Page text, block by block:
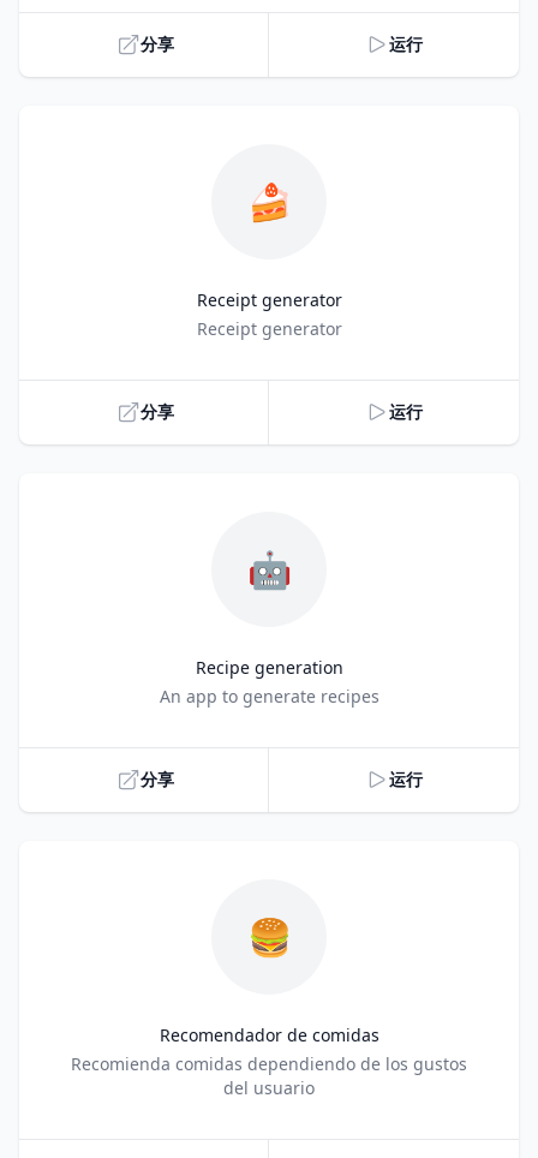
分享 运行
🍰
Receipt generator
Receipt generator
分享 运行
🤖
Recipe generation
An app to generate recipes
分享 运行
🍔
Recomendador de comidas
Title
Recomienda comidas dependiendo de los gustos
del usuario